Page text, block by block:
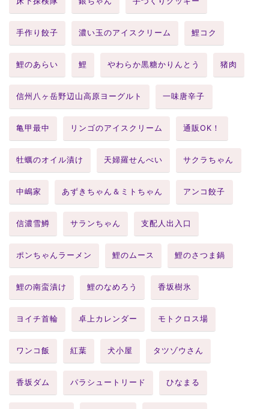
手作り餃子 濃い玉のアイスクリーム 鯉コク
鯉のあらい 鯉 やわらか黒糖かりんとう 猪肉
信州八ヶ岳野辺山高原ヨーグルト 一味唐辛子
亀甲最中 リンゴのアイスクリーム 通販OK！
牡蠣のオイル漬け 天婦羅せんべい サクラちゃん
中嶋家 あずきちゃん＆ミトちゃん アンコ餃子
信濃雪鱒 サランちゃん 支配人出入口
ポンちゃんラーメン 鯉のムース 鯉のさつま鍋
鯉の南蛮漬け 鯉のなめろう 香坂樹氷
ヨイチ首輪 卓上カレンダー モトクロス場
ワンコ飯 紅葉 犬小屋 タツゾウさん
香坂ダム パラシュートリード ひなまる